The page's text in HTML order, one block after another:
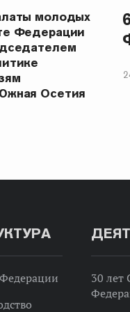
молодых
Федерации
Осетия
30 лет